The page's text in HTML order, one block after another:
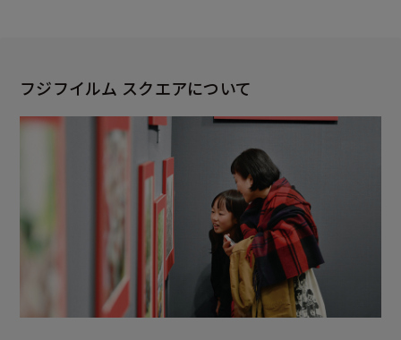
フジフイルム スクエアについて